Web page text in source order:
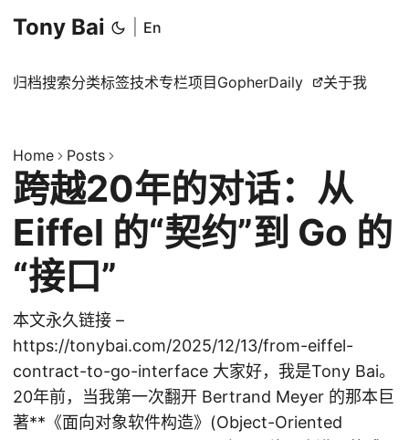
Tony Bai En
归档搜索分类标签技术专栏项目 GopherDaily 关于我
Home Posts
跨越20年的对话：从
Eiffel 的“契约”到 Go 的
“接口”
本文永久链接 –
https://tonybai.com/2025/12/13/from-eiffel-
contract-to-go-interface 大家好，我是Tony Bai。
20年前，当我第一次翻开 Bertrand Meyer 的那本巨
著**《面向对象软件构造》(Object-Oriented